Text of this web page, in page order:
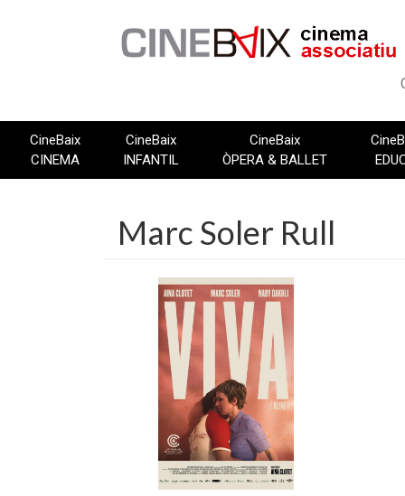
CineBaix
CINEMA
CineBaix
INFANTIL
CineBaix
ÒPERA & BALLET
Marc Soler Rull